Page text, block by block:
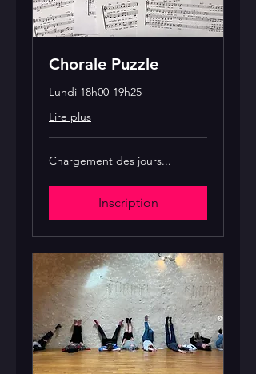
Chorale Puzzle
Lundi 18h00-19h25
Lire plus
Chargement des jours...
Inscription